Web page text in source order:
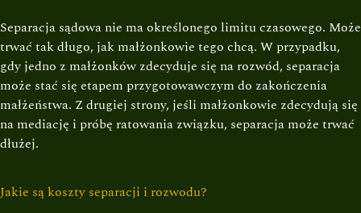
Separacja sądowa nie ma określonego limitu czasowego. Może
trwać tak długo, jak małżonkowie tego chcą. W przypadku,
gdy jedno z małżonków zdecyduje się na rozwód, separacja
może stać się etapem przygotowawczym do zakończenia
małżeństwa. Z drugiej strony, jeśli małżonkowie zdecydują się
na mediację i próbę ratowania związku, separacja może trwać
dłużej.
Jakie są koszty separacji i rozwodu?